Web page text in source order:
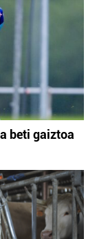
beti gaiztoa